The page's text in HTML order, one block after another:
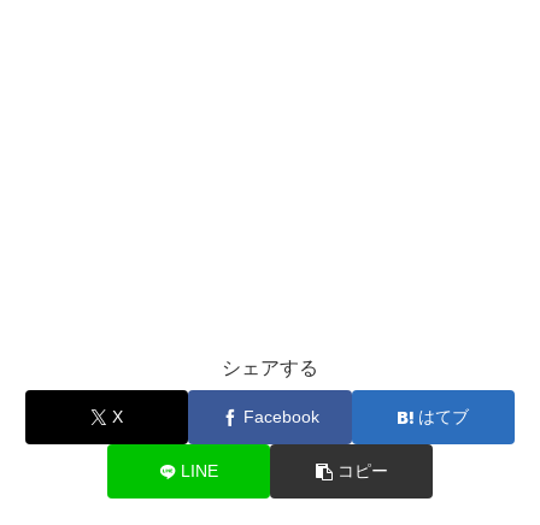
シェアする
X Facebook はてブ
LINE コピー